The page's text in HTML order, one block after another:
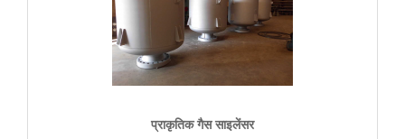
प्राकृतिक गैस साइलेंसर